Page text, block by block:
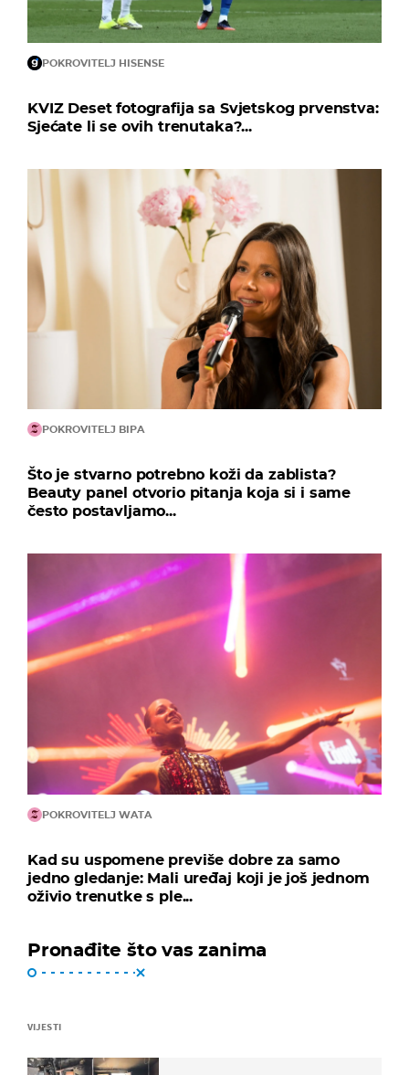
POKROVITELJ HISENSE
KVIZ Deset fotografija sa Svjetskog prvenstva:
Sjećate li se ovih trenutaka?...
POKROVITELJ BIPA
Što je stvarno potrebno koži da zablista?
Beauty panel otvorio pitanja koja si i same
često postavljamo...
POKROVITELJ WATA
Kad su uspomene previše dobre za samo
jedno gledanje: Mali uređaj koji je još jednom
oživio trenutke s ple...
Pronađite što vas zanima
VIJESTI